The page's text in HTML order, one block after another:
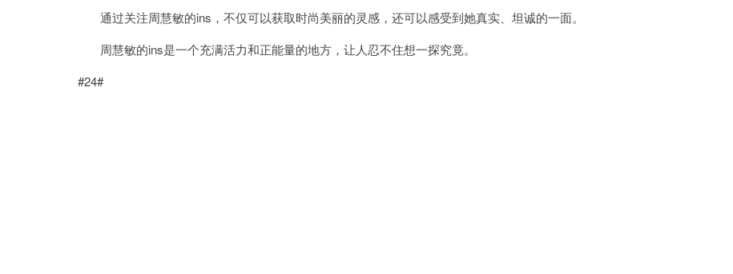
通过关注周慧敏的ins，不仅可以获取时尚美丽的灵感，还可以感受到她真实、坦诚的一面。
周慧敏的ins是一个充满活力和正能量的地方，让人忍不住想一探究竟。
#24#